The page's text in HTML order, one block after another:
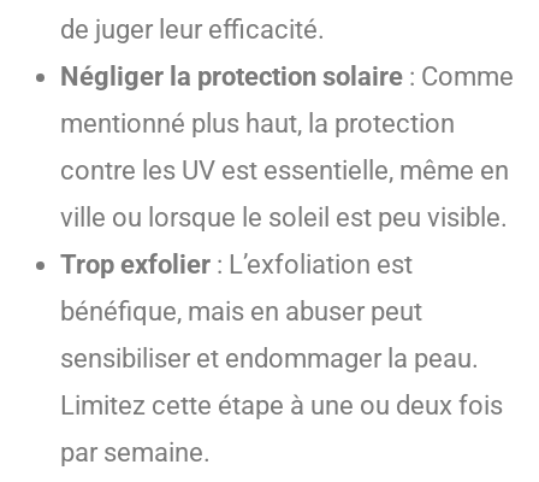
de juger leur efficacité.
Négliger la protection solaire : Comme
mentionné plus haut, la protection
contre les UV est essentielle, même en
ville ou lorsque le soleil est peu visible.
Trop exfolier : L’exfoliation est
bénéfique, mais en abuser peut
sensibiliser et endommager la peau.
Limitez cette étape à une ou deux fois
par semaine.